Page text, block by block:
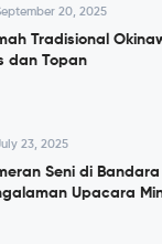
20, 2025
Tradisional
dan Topan
23, 2025
Seni di
Upacara